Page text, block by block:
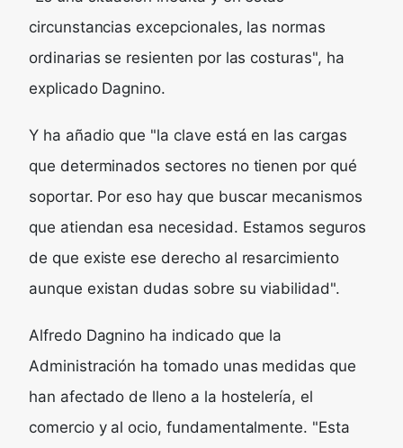
circunstancias excepcionales, las normas
ordinarias se resienten por las costuras", ha
explicado Dagnino.
Y ha añadio que "la clave está en las cargas
que determinados sectores no tienen por qué
soportar. Por eso hay que buscar mecanismos
que atiendan esa necesidad. Estamos seguros
de que existe ese derecho al resarcimiento
aunque existan dudas sobre su viabilidad".
Alfredo Dagnino ha indicado que la
Administración ha tomado unas medidas que
han afectado de lleno a la hostelería, el
comercio y al ocio, fundamentalmente. "Esta